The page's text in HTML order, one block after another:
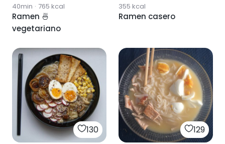
40min · 765 kcal
Ramen 🍜
vegetariano
355 kcal
Ramen casero
130 129